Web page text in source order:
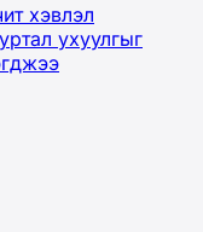
хэвлэл
ухуулгыг